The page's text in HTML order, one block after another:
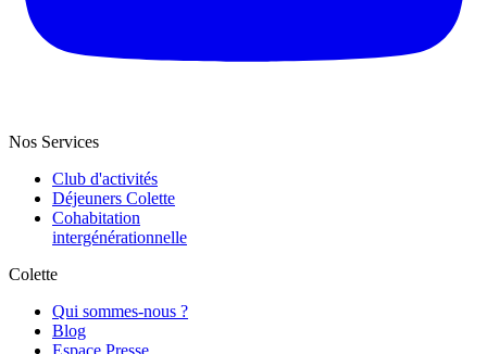
Nos Services
Club d'activités
Déjeuners Colette
Cohabitation
intergénération­nelle
Colette
Qui sommes-nous ?
Blog
Espace Presse